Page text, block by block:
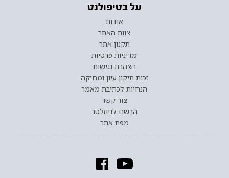
על בטיפולנט
אודות
צוות האתר
תקנון אתר
מדיניות פרטיות
הצהרת נגישות
זכות תיקון עיון ומחיקה
הנחיות לכתיבת מאמר
צור קשר
הרשם לניוזלטר
מפת אתר